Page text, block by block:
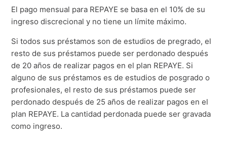
El pago mensual para REPAYE se basa en el 10% de su
ingreso discrecional y no tiene un límite máximo.
Si todos sus préstamos son de estudios de pregrado, el
resto de sus préstamos puede ser perdonado después
de 20 años de realizar pagos en el plan REPAYE. Si
alguno de sus préstamos es de estudios de posgrado o
profesionales, el resto de sus préstamos puede ser
perdonado después de 25 años de realizar pagos en el
plan REPAYE. La cantidad perdonada puede ser gravada
como ingreso.